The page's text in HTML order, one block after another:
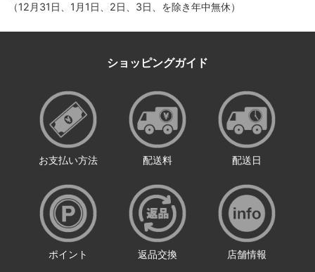
（12月31日、1月1日、2日、3日、を除き年中無休）
ショッピングガイド
お支払い方法 配送料 配送日
ポイント 返品交換 店舗情報